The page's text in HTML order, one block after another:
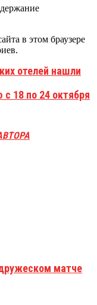
в этом браузере
отелей нашли
18 по 24 октября
матче